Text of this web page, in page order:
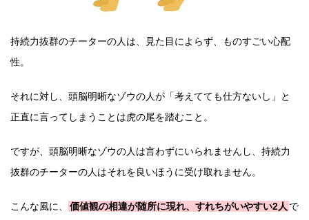
持続力抜群のチーターの人は、見た目によらず、ものすごい心配
性。
それに対し、頭脳明晰なゾウの人が「考えてても仕方ないし」と
正直に言ってしまうことは虎の尾を踏むこと。
ですが、頭脳明晰なゾウの人は言わずにいられませんし、持続力
抜群のチーターの人はそれを良いほうに受け取れません。
こんな風に、 価値観の相違が随所に現れ、すれちがいやすい2人 で